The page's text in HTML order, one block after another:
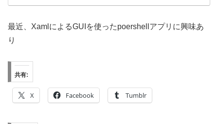
最近、XamlによるGUIを使ったpoershellアプリに興味あ
り
共有:
X Facebook Tumblr